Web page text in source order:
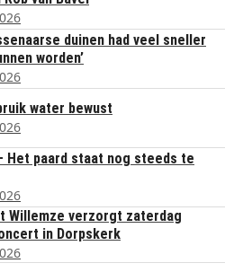
duinen had veel sneller
worden’
water bewust
Het paard staat nog steeds te
Willemze verzorgt zaterdag
in Dorpskerk